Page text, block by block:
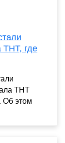
ТНТ, где
ТНТ
Об этом